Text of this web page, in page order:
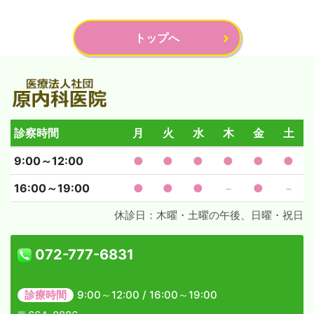
トップへ
診察時間 月 火 水 木 金
土
9:00～12:00
● ● ● ● ●
●
16:00～19:00
● ● ● － ● －
休診日：木曜・土曜の午後、日曜・祝日
072-777-6831
診療時間
9:00～12:00 / 16:00～19:00